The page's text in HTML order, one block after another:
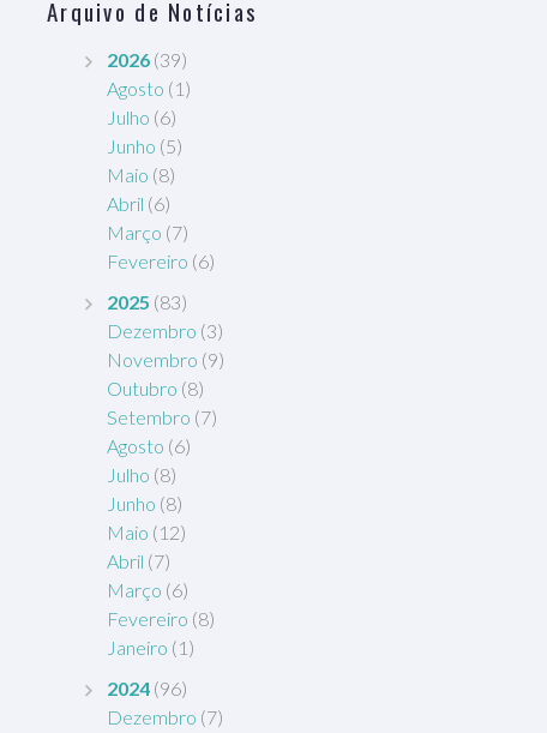
Arquivo de Notícias
2026 (39)
Agosto (1)
Julho (6)
Junho (5)
Maio (8)
Abril (6)
Março (7)
Fevereiro (6)
2025 (83)
Dezembro (3)
Novembro (9)
Outubro (8)
Setembro (7)
Agosto (6)
Julho (8)
Junho (8)
Maio (12)
Abril (7)
Março (6)
Fevereiro (8)
Janeiro (1)
2024 (96)
Dezembro (7)